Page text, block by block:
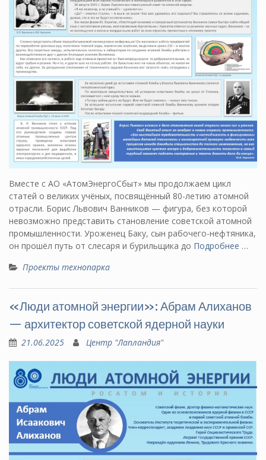
Вместе с АО «АтомЭнергоСбыт» мы продолжаем цикл
статей о великих учёных, посвящённый 80-летию атомной
отрасли. Борис Львович Ванников — фигура, без которой
невозможно представить становление советской атомной
промышленности. Уроженец Баку, сын рабочего-нефтяника,
он прошёл путь от слесаря и бурильщика до Подробнее …
Проекты технопарка
«Люди атомной энергии»: Абрам Алиханов
— архитектор советской ядерной науки
21.06.2025 Центр "Лапландия"